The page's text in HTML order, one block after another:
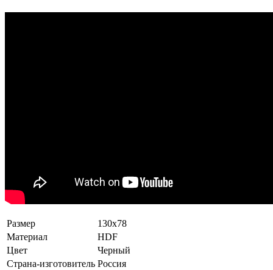
Размер
130x78
Материал
HDF
Цвет
Черный
Страна-изготовитель Россия